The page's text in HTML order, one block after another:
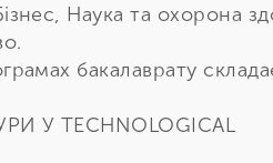
Наука та охорона
бакалаврату
У TECHNOLOGICAL